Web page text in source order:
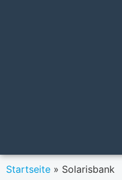
Startseite » Solarisbank